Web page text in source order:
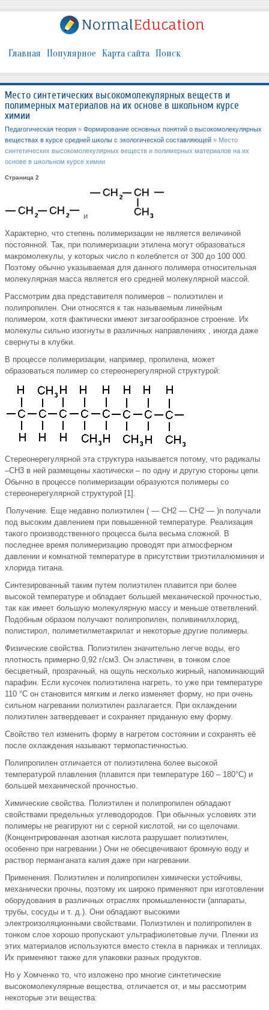
Главная Популярное Карта сайта Поиск
Место синтетических высокомолекулярных веществ и
полимерных материалов на их основе в школьном курсе
химии
Педагогическая теория » Формирование основных понятий о высокомолекулярных
веществах в курсе средней школы с экологической составляющей » Место
синтетических высокомолекулярных веществ и полимерных материалов на их
основе в школьном курсе химии
Страница 2
и
Характерно, что степень полимеризации не является величиной
постоянной. Так, при полимеризации этилена могут образоваться
макромолекулы, у которых число n колеблется от 300 до 100 000.
Поэтому обычно указываемая для данного полимера относительная
молекулярная масса является его средней молекулярной массой.
Рассмотрим два представителя полимеров – полиэтилен и
полипропилен. Они относятся к так называемым линейным
полимером, хотя фактически имеют зигзагообразное строение. Их
молекулы сильно изогнуты в различных направлениях , иногда даже
свернуты в клубки.
В процессе полимеризации, например, пропилена, может
образоваться полимер со стереонерегулярной структурой:
Стереонерегулярной эта структура называется потому, что радикалы
–CH3 в ней размещены хаотически – по одну и другую стороны цепи.
Обычно в процессе полимеризации образуются полимеры со
стереонерегулярной структурой [1].
Получение. Еще недавно полиэтилен ( — CH2 — CH2 — )n получали
под высоким давлением при повышенной температуре. Реализация
такого производственного процесса была весьма сложной. В
последнее время полимеризацию проводят при атмосферном
давлении и комнатной температуре в присутствии триэтилалюминия и
хлорида титана.
Синтезированный таким путем полиэтилен плавится при более
высокой температуре и обладает большей механической прочностью,
так как имеет большую молекулярную массу и меньше ответвлений.
Подобным образом получают полипропилен, поливинилхлорид,
полистирол, полиметилметакрилат и некоторые другие полимеры.
Физические свойства. Полиэтилен значительно легче воды, его
плотность примерно 0,92 г/см3. Он эластичен, в тонком слое
бесцветный, прозрачный, на ощупь несколько жирный, напоминающий
парафин. Если кусочек полиэтилена нагреть, то уже при температуре
110 °С он становится мягким и легко изменяет форму, но при очень
сильном нагревании полиэтилен разлагается. При охлаждении
полиэтилен затвердевает и сохраняет приданную ему форму.
Свойство тел изменить форму в нагретом состоянии и сохранять её
после охлаждения называют термопастичностью.
Полипропилен отличается от полиэтилена более высокой
температурой плавления (плавится при температуре 160 – 180°С) и
большей механической прочностью.
Химические свойства. Полиэтилен и полипропилен обладают
свойствами предельных углеводородов. При обычных условиях эти
полимеры не реагируют ни с серной кислотой, ни со щелочами.
(Концентрированная азотная кислота разрушает полиэтилен,
особенно при нагревании.) Они не обесцвечивают бромную воду и
раствор перманганата калия даже при нагревании.
Применения. Полиэтилен и полипропилен химически устойчивы,
механически прочны, поэтому их широко применяют при изготовлении
оборудования в различных отраслях промышленности (аппараты,
трубы, сосуды и т. д.). Они обладают высокими
электроизоляционными свойствами. Полиэтилен и полипропилен в
тонком слое хорошо пропускают ультрафиолетовые лучи. Пленки из
этих материалов используются вместо стекла в парниках и теплицах.
Их применяют также для упаковки разных продуктов.
Но у Хомченко то, что изложено про многие синтетические
высокомолекулярные вещества, отличается от, и мы рассмотрим
некоторые эти вещества: